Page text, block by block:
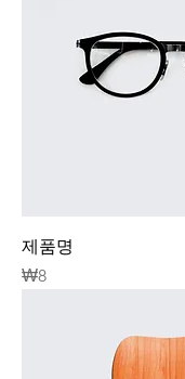
제품명
가격
₩8